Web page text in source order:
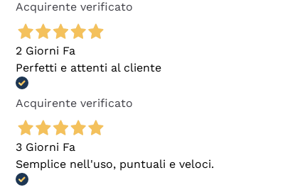
Acquirente verificato
2 Giorni Fa
Perfetti e attenti al cliente
Acquirente verificato
3 Giorni Fa
Semplice nell'uso, puntuali e veloci.